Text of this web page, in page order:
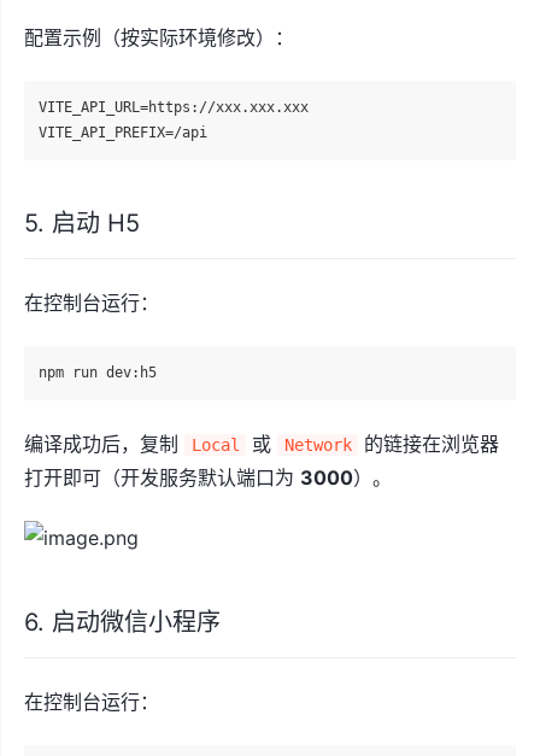
配置示例（按实际环境修改）：
VITE_API_URL=https://xxx.xxx.xxx
5. 启动 H5
在控制台运行：
编译成功后，复制 Local 或 Network
的链接在浏览器
打开即可（开发服务默认端口为 3000）。
6. 启动微信小程序
在控制台运行：